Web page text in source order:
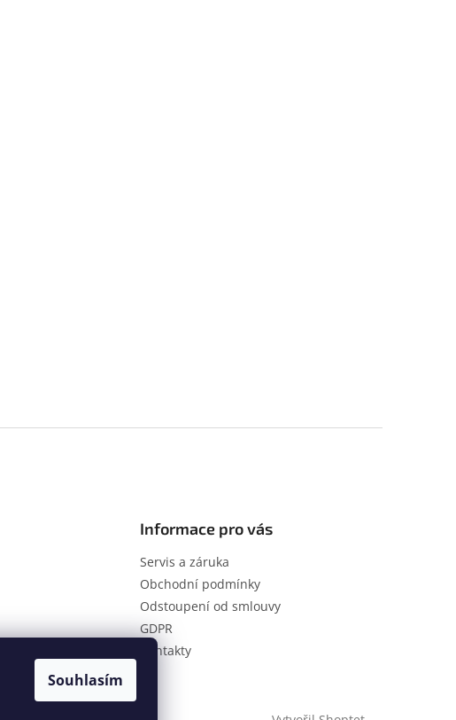
Souhlasím
Informace pro vás
Servis a záruka
Obchodní podmínky
Odstoupení od smlouvy
GDPR
Kontakty